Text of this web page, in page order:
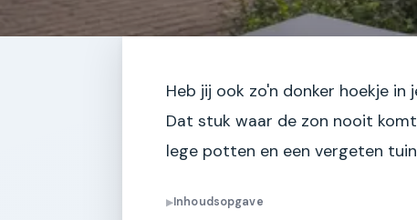
Heb jij ook zo'n donker hoekje
Dat stuk waar de zon nooit
lege potten en een vergeten
▶Inhoudsopgave